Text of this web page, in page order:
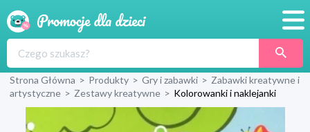
Produkty
Sklepy
Strona Główna > Produkty > Gry i zabawki > Zabawki kreatywne i
artystyczne > Zestawy kreatywne > Kolorowanki i naklejanki